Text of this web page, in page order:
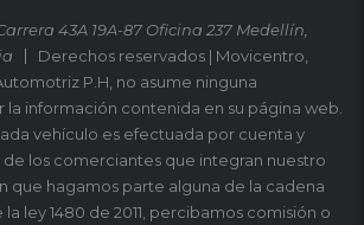
43A 19A-87 Oficina 237 Medellín,
Derechos reservados | Movicentro,
P.H, no asume ninguna
la información contenida en su página web.
vehículo es efectuada por cuenta y
los comerciantes que integran nuestro
que hagamos parte alguna de la cadena
ley 1480 de 2011, percibamos comisión o